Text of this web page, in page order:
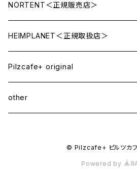
NORTENT＜正規販売店＞
HEIMPLANET＜正規取扱店＞
Pilzcafe+ original
other
© Pilzcafe+ ピルツカフ
Powered by